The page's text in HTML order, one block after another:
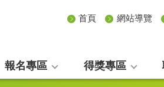
首頁 網站導覽
報名專區 得獎專區